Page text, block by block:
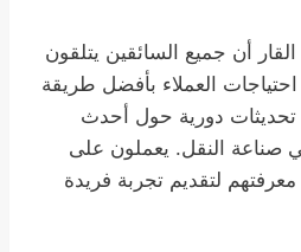
أن جميع السائقين يتلقون
احتياجات العملاء بأفضل طريقة
تحديثات دورية حول أحدث
صناعة النقل. يعملون على
لتقديم تجربة فريدة